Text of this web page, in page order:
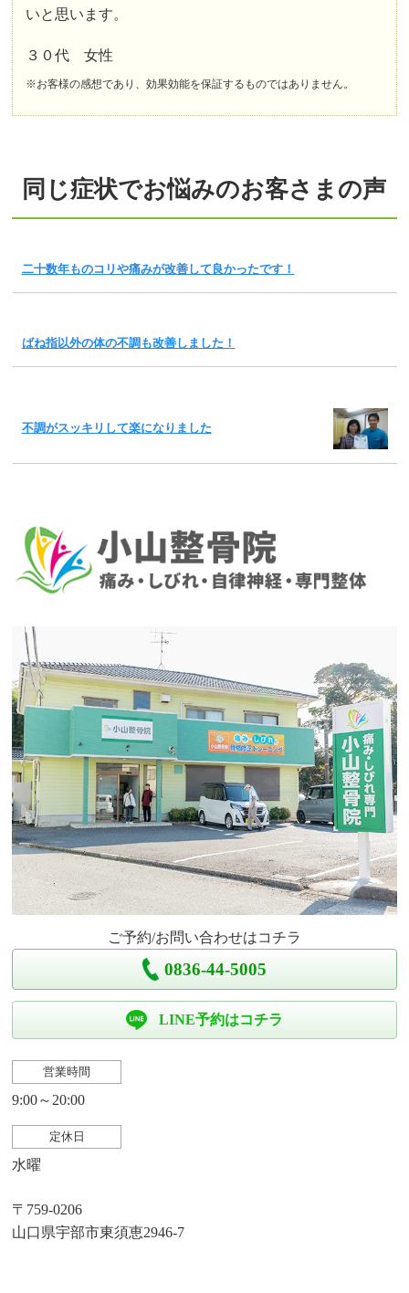
いと思います。
３０代 女性
※お客様の感想であり、効果効能を保証するものではありません。
同じ症状でお悩みのお客さまの声
二十数年ものコリや痛みが改善して良かったです！
ばね指以外の体の不調も改善しました！
不調がスッキリして楽になりました
ご予約/お問い合わせはコチラ
0836-44-5005
LINE予約はコチラ
営業時間
9:00～20:00
定休日
水曜
〒759-0206
山口県宇部市東須恵2946-7